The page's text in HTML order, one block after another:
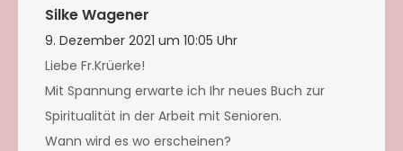
Silke Wagener
9. Dezember 2021 um 10:05 Uhr
Liebe Fr.Krüerke!
Mit Spannung erwarte ich Ihr neues Buch zur
Spiritualität in der Arbeit mit Senioren.
Wann wird es wo erscheinen?